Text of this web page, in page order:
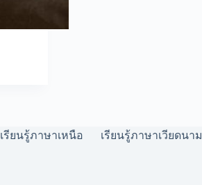
เรียนรู้ภาษาเหนือ เรียนรู้ภาษาเวียดนาม